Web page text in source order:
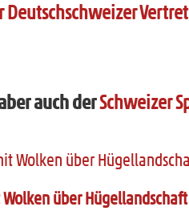
Deutschschweizer
auch derSchweizer
über